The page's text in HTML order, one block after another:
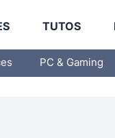
TUTOS
PC & Gaming